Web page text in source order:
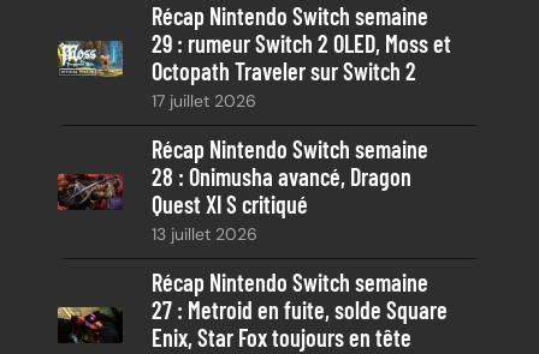
Récap Nintendo Switch semaine
29 : rumeur Switch 2 OLED, Moss et
Octopath Traveler sur Switch 2
17 juillet 2026
Récap Nintendo Switch semaine
28 : Onimusha avancé, Dragon
Quest XI S critiqué
13 juillet 2026
Récap Nintendo Switch semaine
27 : Metroid en fuite, solde Square
Enix, Star Fox toujours en tête